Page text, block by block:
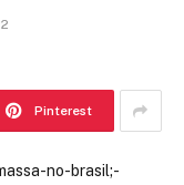
Pinterest